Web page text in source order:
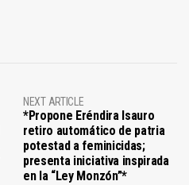
NEXT ARTICLE
*Propone Eréndira Isauro
retiro automático de patria
potestad a feminicidas;
presenta iniciativa inspirada
en la “Ley Monzón”*